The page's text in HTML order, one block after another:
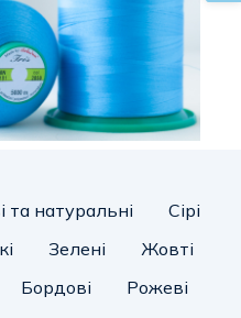
та натуральні
Сірі
Зелені
Жовті
Бордові
Рожеві